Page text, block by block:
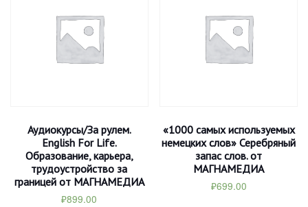
Аудиокурсы/За рулем.
English For Life.
Образование, карьера,
трудоустройство за
границей от МАГНАМЕДИА
₽899.00
«1000 самых используемых
немецких слов» Серебряный
запас слов. от
МАГНАМЕДИА
₽699.00